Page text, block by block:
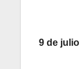
9 de